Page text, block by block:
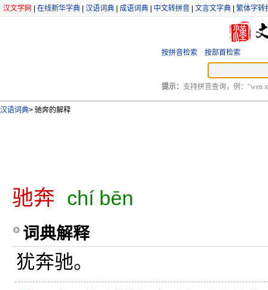
汉文学网 在线新华字典 汉语词典 成语词典 中文转拼音 文言文字典 繁体字转
按拼音检索 按部首检索
提示： 支持拼音查询，例：“wen
汉语词典> 驰奔的解释
驰奔 chí bēn
词典解释
犹奔驰。